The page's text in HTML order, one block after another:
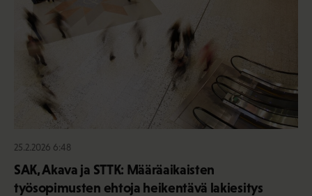
25.2.2026 6:48
SAK, Akava ja STTK: Määräaikaisten
työsopimusten ehtoja heikentävä lakiesitys